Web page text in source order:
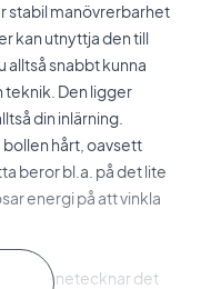
stabil manövrerbarhet
kan utnyttja den till
alltså snabbt kunna
Den ligger
din inlärning.
hårt, oavsett
beror bl.a. på det lite
energi på att vinkla
kännetecknar det